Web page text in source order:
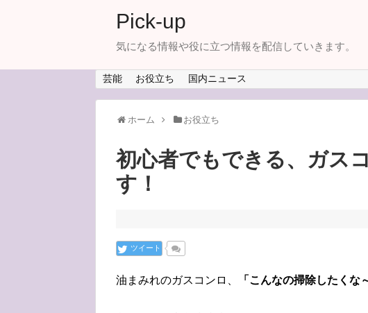
Pick-up
気になる情報や役に立つ情報を配信していきます。
芸能 お役立ち 国内ニュース
ホーム お役立ち
初心者でもできる、ガス
す！
ツイート
油まみれのガスコンロ、 「こんなの掃除したくな